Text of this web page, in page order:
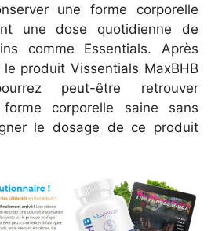
une forme corporelle
une dose quotidienne de
comme Essentials. Après
produit Vissentials MaxBHB
peut-être retrouver
corporelle saine sans
le dosage de ce produit